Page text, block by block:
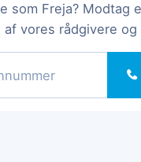
som Freja? Modtag
af vores rådgivere og